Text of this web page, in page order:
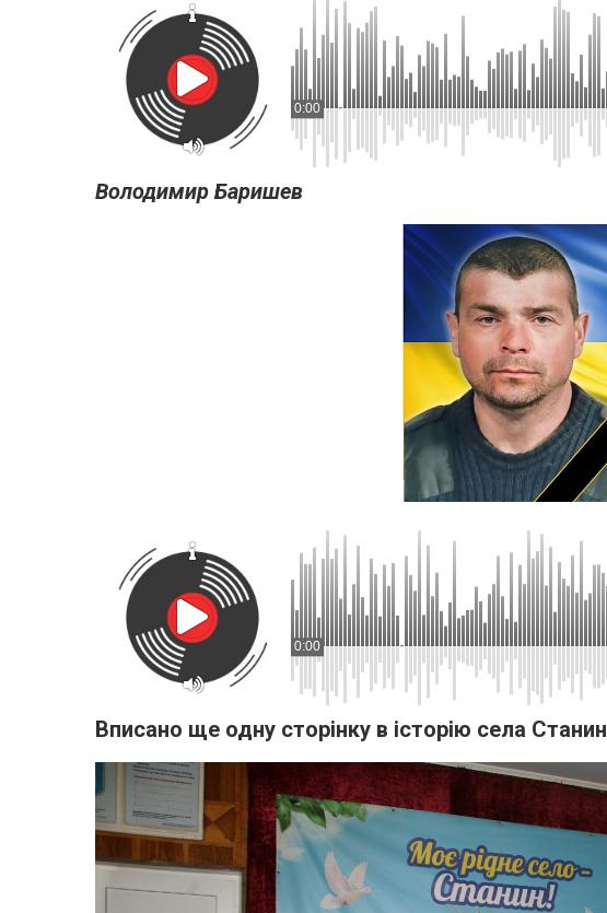
0:00
Володимир Баришев
0:00
Вписано ще одну сторінку в історію села Станин